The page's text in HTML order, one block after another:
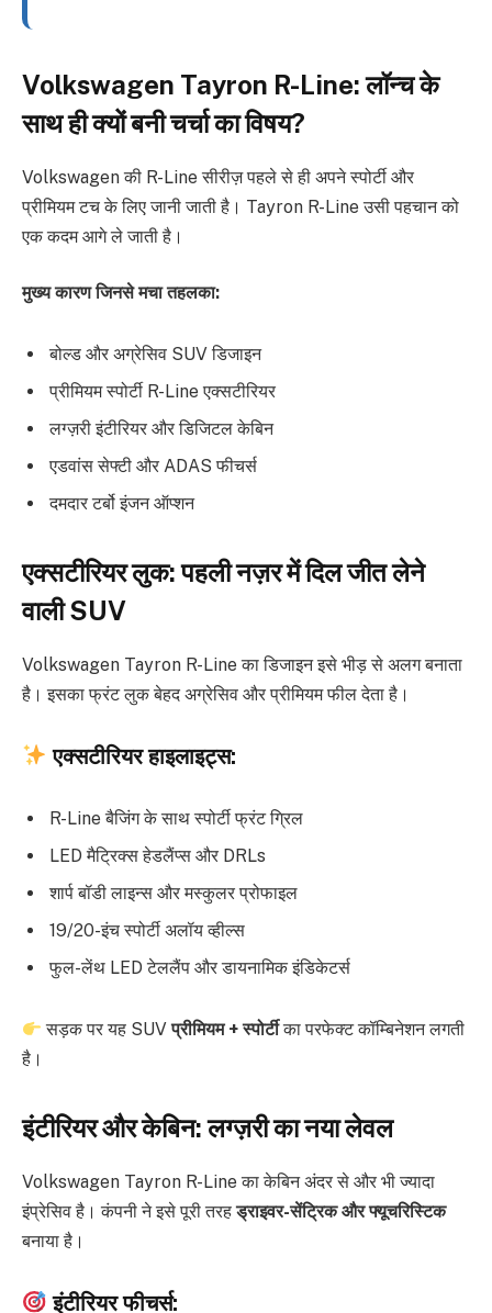
Volkswagen Tayron R-Line: लॉन्च के
साथ ही क्यों बनी चर्चा का विषय?
Volkswagen की R-Line सीरीज़ पहले से ही अपने स्पोर्टी और
प्रीमियम टच के लिए जानी जाती है। Tayron R-Line उसी पहचान को
एक कदम आगे ले जाती है।
मुख्य कारण जिनसे मचा तहलका:
बोल्ड और अग्रेसिव SUV डिजाइन
प्रीमियम स्पोर्टी R-Line एक्सटीरियर
लग्ज़री इंटीरियर और डिजिटल केबिन
एडवांस सेफ्टी और ADAS फीचर्स
दमदार टर्बो इंजन ऑप्शन
एक्सटीरियर लुक: पहली नज़र में दिल जीत लेने
वाली SUV
Volkswagen Tayron R-Line का डिजाइन इसे भीड़ से अलग बनाता
है। इसका फ्रंट लुक बेहद अग्रेसिव और प्रीमियम फील देता है।
एक्सटीरियर हाइलाइट्स:
R-Line बैजिंग के साथ स्पोर्टी फ्रंट ग्रिल
LED मैट्रिक्स हेडलैंप्स और DRLs
शार्प बॉडी लाइन्स और मस्कुलर प्रोफाइल
19/20-इंच स्पोर्टी अलॉय व्हील्स
फुल-लेंथ LED टेललैंप और डायनामिक इंडिकेटर्स
सड़क पर यह SUVप्रीमियम + स्पोर्टीका परफेक्ट कॉम्बिनेशन लगती
है।
इंटीरियर और केबिन: लग्ज़री का नया लेवल
Volkswagen Tayron R-Line का केबिन अंदर से और भी ज्यादा
इंप्रेसिव है। कंपनी ने इसे पूरी तरहड्राइवर-सेंट्रिक और फ्यूचरिस्टिक
बनाया है।
इंटीरियर फीचर्स: